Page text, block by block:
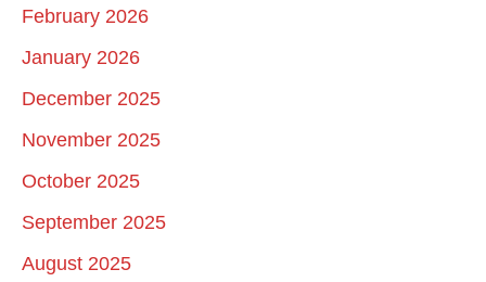
February 2026
January 2026
December 2025
November 2025
October 2025
September 2025
August 2025